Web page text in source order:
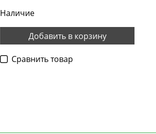
Наличие
Добавить в корзину
Cравнить товар